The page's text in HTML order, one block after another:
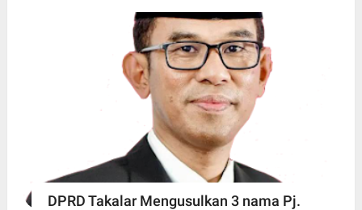
DPRD Takalar Mengusulkan 3 nama Pj.